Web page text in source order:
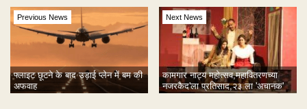
Previous News
फ्लाइट छूटने के बाद उड़ाई प्लेन में बम की
अफवाह
Next News
कामगार नाट्य महोत्सव,महावितरणच्या
नजरकैद'ला प्रतिसाद,२३ ला 'अचानक'